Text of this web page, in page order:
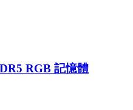
RGB 記憶體